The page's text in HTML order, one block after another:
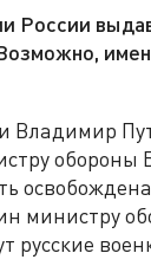
России
Владимир
обороны
министру
русские